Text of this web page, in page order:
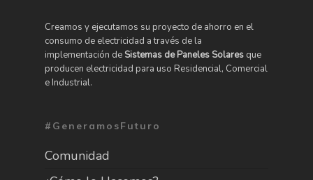
Creamos y ejecutamos su proyecto de ahorro en el
consumo de electricidad a través de la
implementación de Sistemas de Paneles Solares que
producen electricidad para uso Residencial, Comercial
e Industrial.
#GeneramosFuturo
Comunidad